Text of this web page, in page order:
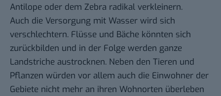
Antilope oder dem Zebra radikal verkleinern.
Auch die Versorgung mit Wasser wird sich
verschlechtern. Flüsse und Bäche könnten sich
zurückbilden und in der Folge werden ganze
Landstriche austrocknen. Neben den Tieren und
Pflanzen würden vor allem auch die Einwohner der
Gebiete nicht mehr an ihren Wohnorten überleben